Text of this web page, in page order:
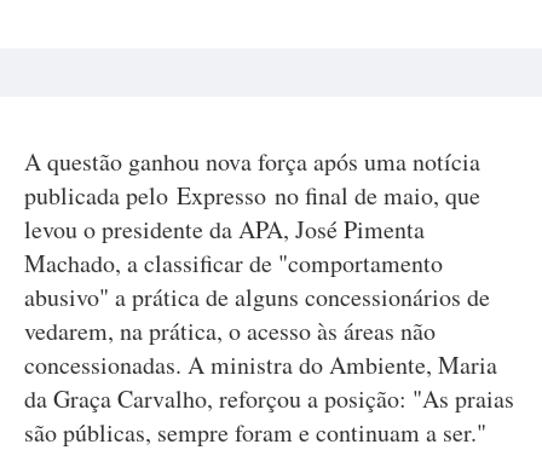
A questão ganhou nova força após uma notícia
publicada pelo Expresso no final de maio, que
levou o presidente da APA, José Pimenta
Machado, a classificar de "comportamento
abusivo" a prática de alguns concessionários de
vedarem, na prática, o acesso às áreas não
concessionadas. A ministra do Ambiente, Maria
da Graça Carvalho, reforçou a posição: "As praias
são públicas, sempre foram e continuam a ser."